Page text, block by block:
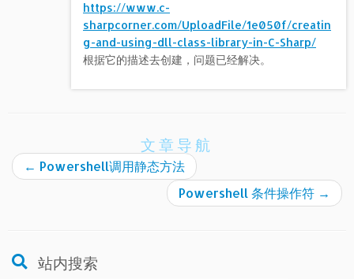
https://www.c-
sharpcorner.com/UploadFile/1e050f/creatin
g-and-using-dll-class-library-in-C-Sharp/
根据它的描述去创建，问题已经解决。
文章导航
← Powershell调用静态方法
Powershell 条件操作符 →
站内搜索